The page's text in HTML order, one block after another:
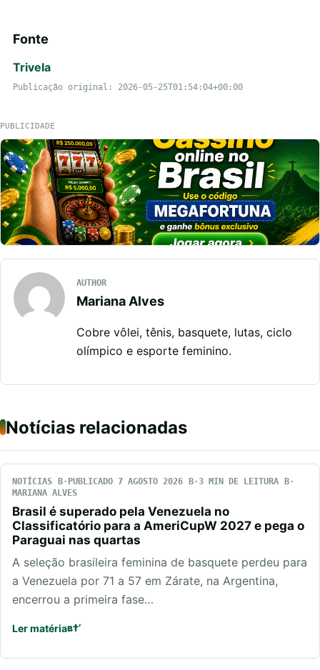
Fonte
Trivela
Publicação original: 2026-05-25T01:54:04+00:00
PUBLICIDADE
AUTHOR
Mariana Alves
Cobre vôlei, tênis, basquete, lutas, ciclo
olímpico e esporte feminino.
Notícias relacionadas
NOTÍCIAS PUBLICADO 7 AGOSTO 2026
3 MIN DE LEITURA
MARIANA ALVES
Brasil é superado pela Venezuela no
Classificatório para a AmeriCupW 2027 e pega o
Paraguai nas quartas
A seleção brasileira feminina de basquete perdeu para
a Venezuela por 71 a 57 em Zárate, na Argentina,
encerrou a primeira fase…
Ler matéria